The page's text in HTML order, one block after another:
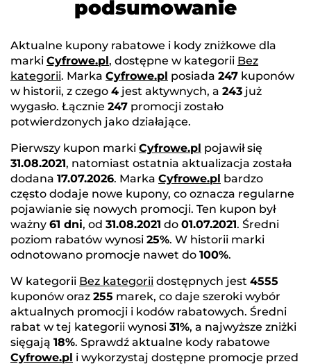
podsumowanie
Aktualne kupony rabatowe i kody zniżkowe dla
marki Cyfrowe.pl, dostępne w kategorii Bez
kategorii. Marka Cyfrowe.pl posiada 247 kuponów
w historii, z czego 4 jest aktywnych, a 243 już
wygasło. Łącznie 247 promocji zostało
potwierdzonych jako działające.
Pierwszy kupon marki Cyfrowe.pl pojawił się
31.08.2021, natomiast ostatnia aktualizacja została
dodana 17.07.2026. Marka Cyfrowe.pl bardzo
często dodaje nowe kupony, co oznacza regularne
pojawianie się nowych promocji. Ten kupon był
ważny 61 dni, od 31.08.2021 do 01.07.2021. Średni
poziom rabatów wynosi 25%. W historii marki
odnotowano promocje nawet do 100%.
W kategorii Bez kategorii dostępnych jest 4555
kuponów oraz 255 marek, co daje szeroki wybór
aktualnych promocji i kodów rabatowych. Średni
rabat w tej kategorii wynosi 31%, a najwyższe zniżki
sięgają 18%. Sprawdź aktualne kody rabatowe
Cyfrowe.pl i wykorzystaj dostępne promocje przed